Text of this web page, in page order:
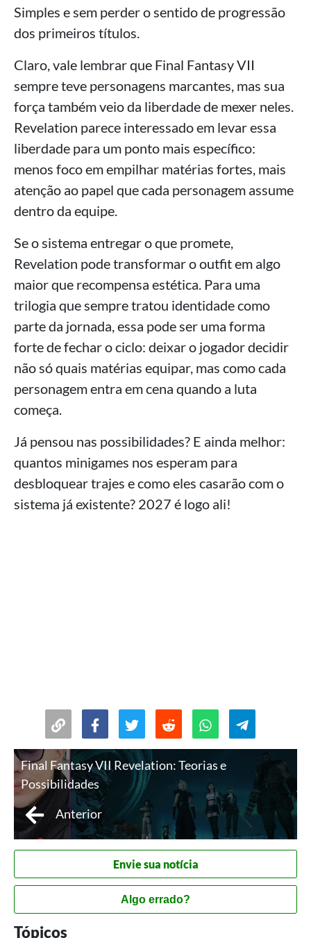
Simples e sem perder o sentido de progressão
dos primeiros títulos.
Claro, vale lembrar que Final Fantasy VII
sempre teve personagens marcantes, mas sua
força também veio da liberdade de mexer neles.
Revelation parece interessado em levar essa
liberdade para um ponto mais específico:
menos foco em empilhar matérias fortes, mais
atenção ao papel que cada personagem assume
dentro da equipe.
Se o sistema entregar o que promete,
Revelation pode transformar o outfit em algo
maior que recompensa estética. Para uma
trilogia que sempre tratou identidade como
parte da jornada, essa pode ser uma forma
forte de fechar o ciclo: deixar o jogador decidir
não só quais matérias equipar, mas como cada
personagem entra em cena quando a luta
começa.
Já pensou nas possibilidades? E ainda melhor:
quantos minigames nos esperam para
desbloquear trajes e como eles casarão com o
sistema já existente? 2027 é logo ali!
Final Fantasy VII Revelation: Teorias e
Possibilidades
Anterior
Envie sua notícia
Algo errado?
Tópicos